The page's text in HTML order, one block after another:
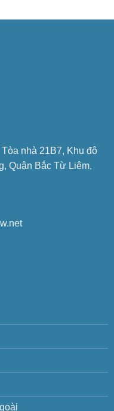
nhà 21B7, Khu đô
Quận Bắc Từ Liêm,